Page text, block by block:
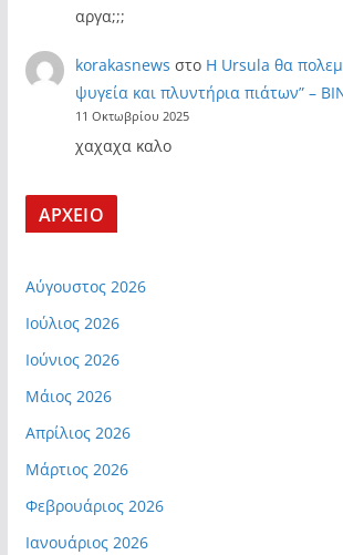
αργα;;;
korakasnews στο Η Ursula θα
ψυγεία και πλυντήρια πιάτων” –
11 Οκτωβρίου 2025
χαχαχα καλο
ΑΡΧΕΙΟ
Αύγουστος 2026
Ιούλιος 2026
Ιούνιος 2026
Μάιος 2026
Απρίλιος 2026
Μάρτιος 2026
Φεβρουάριος 2026
Ιανουάριος 2026